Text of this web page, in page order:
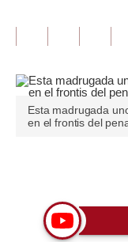
Moda
Esta madrugada
en el frontis del